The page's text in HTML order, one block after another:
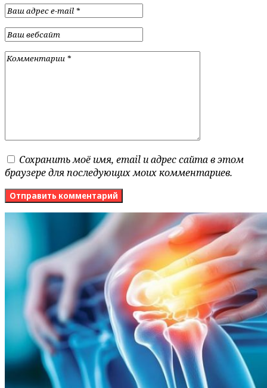
Сохранить моё имя, email и адрес сайта в этом
браузере для последующих моих комментариев.